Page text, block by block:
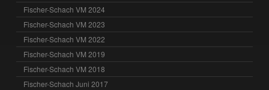
Fischer-Schach VM 2024
Fischer-Schach VM 2023
Fischer-Schach VM 2022
Fischer-Schach VM 2019
Fischer-Schach VM 2018
Fischer-Schach Juni 2017